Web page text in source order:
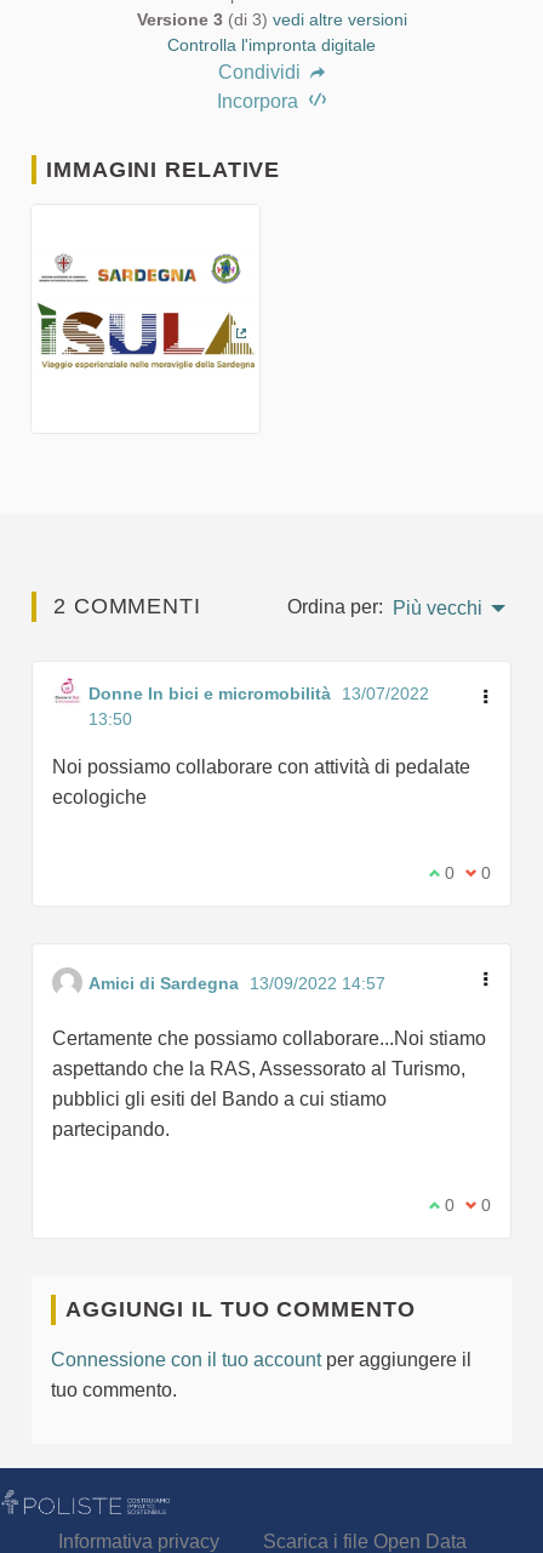
Versione 3(di 3) vedi altre versioni
Controlla l'impronta digitale
Condividi
Incorpora
IMMAGINI RELATIVE
(Collegamento esterno)
2 COMMENTI Ordina per: Più vecchi
Donne In bici e micromobilità
13/07/2022
13:50
Noi possiamo collaborare con attività di pedalate
ecologiche
Sono
0 Non
0
Amici di Sardegna 13/09/2022 14:57
Certamente che possiamo collaborare...Noi stiamo
aspettando che la RAS, Assessorato al Turismo,
pubblici gli esiti del Bando a cui stiamo
partecipando.
Sono
0 Non
0
AGGIUNGI IL TUO COMMENTO
Connessione con il tuo accountper aggiungere il
tuo commento.
Informativa privacy Scarica i file Open Data